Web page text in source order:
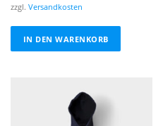
zzgl. Versandkosten
IN DEN WARENKORB